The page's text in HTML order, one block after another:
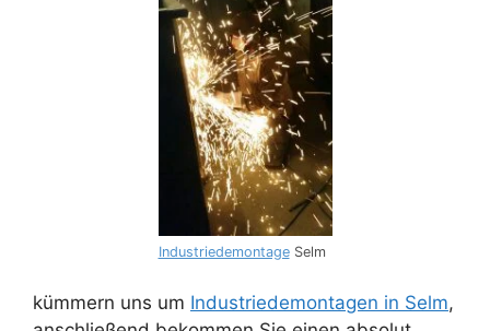
IndustriedemontageSelm
kümmern uns um Industriedemontagen in Selm,